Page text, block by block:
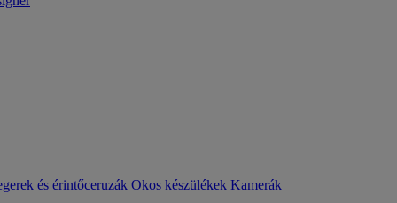
és érintőceruzák Okos készülékek Kamerák